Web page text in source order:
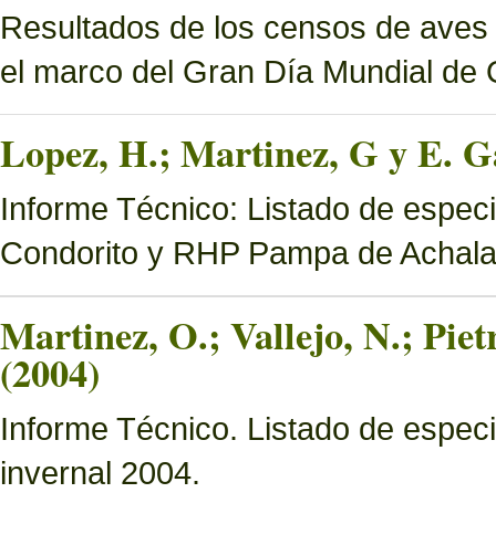
Resultados de los censos de
el marco del Gran Día Mundial de
Lopez, H.; Martinez, G y E.
Informe Técnico: Listado de
Condorito y RHP Pampa de Achala
Martinez, O.; Vallejo, N.;
(2004)
Informe Técnico. Listado de
invernal 2004.